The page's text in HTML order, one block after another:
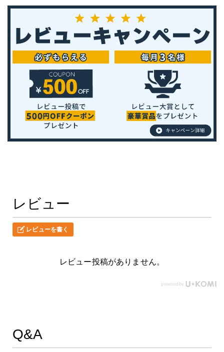
レビュー
レビューを書く
レビュー投稿がありません。
Q&A